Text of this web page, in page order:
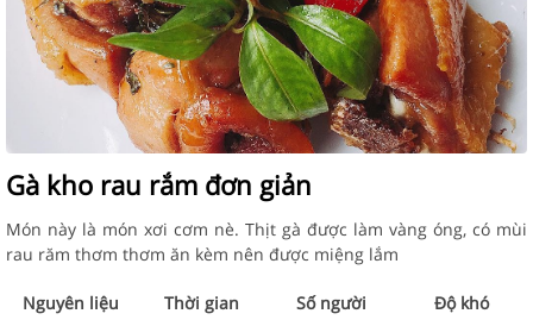
Gà kho rau rắm đơn giản
Món này là món xơi cơm nè. Thịt gà được làm vàng óng, có mùi
rau răm thơm thơm ăn kèm nên được miệng lắm
Nguyên liệu Thời gian Số người Độ khó